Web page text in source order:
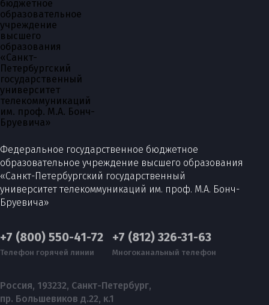
Федеральное государственное бюджетное
образовательное учреждение высшего образования
«Санкт-Петербургский государственный
университет телекоммуникаций им. проф. М.А. Бонч-
Бруевича»
+7 (800) 550-41-72
Телефон горячей линии
+7 (812) 326-31-63
Многоканальный телефон
Россия, 193232, Санкт-Петербург,
пр. Большевиков д.22, к.1